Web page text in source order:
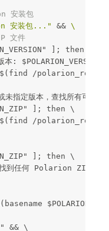
安装包
安装包..." &&
文件
]; then \
本:
/polarion_root
指定版本，查找所有可用版
]; then \
/polarion_root
]; then \
到任何 Polarion ZIP 安
&& \